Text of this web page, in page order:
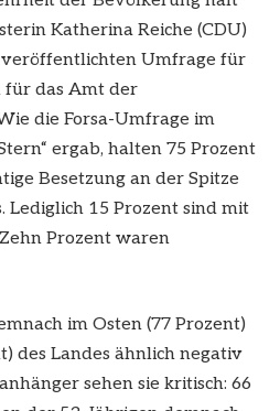
Katherina Reiche (CDU)
Umfrage für
für das Amt der
die Forsa-Umfrage im
ergab, halten 75 Prozent
Besetzung an der Spitze
Lediglich 15 Prozent sind mit
Prozent waren
im Osten (77 Prozent)
des Landes ähnlich negativ
sehen sie kritisch: 66